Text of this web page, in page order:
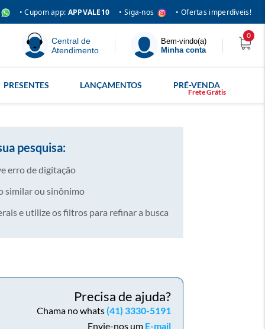
• Cupom app: APPVALE10 • Siga-nos • Ofertas imperdíveis!
Central de
Atendimento
Bem-vindo(a)
Minha conta
0
PRESENTES LANÇAMENTOS PRÉ-VENDA
pesquisa:
erro de digitação
similar ou sinônimo
e utilize os filtros para refinar a busca
Precisa de ajuda?
Chama no whats(41) 3330-5191
Envie-nos um E-mail